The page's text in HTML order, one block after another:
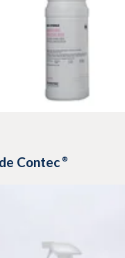
de Contec
estabilizado
Contec ®
amplio espectro en 3